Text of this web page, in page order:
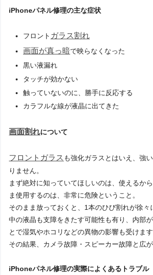
iPhoneパネル修理の主な症状
フロント ガラス割れ
画面が真っ暗で映らなくなった
黒い液漏れ
タッチが効かない
触っていないのに、勝手に反応する
カラフルな線が液晶に出てきた
画面割れについて
フロントガラス も強化ガラスとはいえ、強
りません。
まず絶対に知っていてほしいのは、使えるか
ま使用するのは、非常に危険ということ。
そのまま放っておくと、1本のひび割れが徐々
中の液晶も支障をきたす可能性も有り、内部
とで湿気やホコリなどの異物の影響も受けます
その結果、カメラ故障・スピーカー故障と広が
iPhoneパネル修理の実際によくあるトラブル